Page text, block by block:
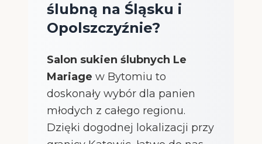
ślubną na Śląsku i
Opolszczyźnie?
Salon sukien ślubnych Le
Mariage w Bytomiu to
doskonały wybór dla panien
młodych z całego regionu.
Dzięki dogodnej lokalizacji przy